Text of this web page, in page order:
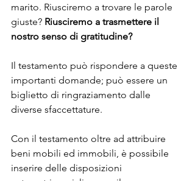
marito. Riusciremo a trovare le parole
giuste? Riusciremo a trasmettere il
nostro senso di gratitudine?
Il testamento può rispondere a queste
importanti domande; può essere un
biglietto di ringraziamento dalle
diverse sfaccettature.
Con il testamento oltre ad attribuire
beni mobili ed immobili, è possibile
inserire delle disposizioni